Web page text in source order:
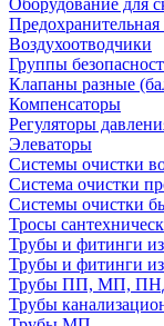
Оборудование для
Воздухоотводчики
Группы
Клапаны разные
Компенсаторы
Регуляторы
Элеваторы
Системы очистки
Система очистки
Системы очистки
Тросы
Трубы и фитинги
Трубы и фитинги
Трубы ПП, МП,
Трубы